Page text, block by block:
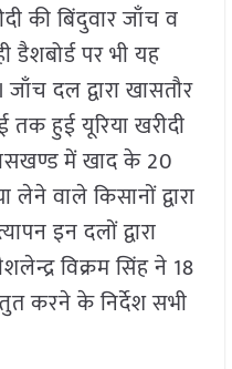
की बिंदुवार जाँच व
डैशबोर्ड पर भी यह
दल द्वारा खासतौर
हुई यूरिया खरीदी
में खाद के 20
लेने वाले किसानों द्वारा
इन दलों द्वारा
विक्रम सिंह ने 18
करने के निर्देश सभी